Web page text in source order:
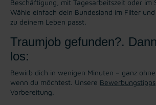
Beschäftigung, mit Tagesarbeitszeit oder im
Wähle einfach dein Bundesland im Filter
zu deinem Leben passt.
Traumjob gefunden?.
los:
Bewirb dich in wenigen Minuten – ganz ohne
wenn du möchtest. Unsere Bewerbungstipps
Vorbereitung.